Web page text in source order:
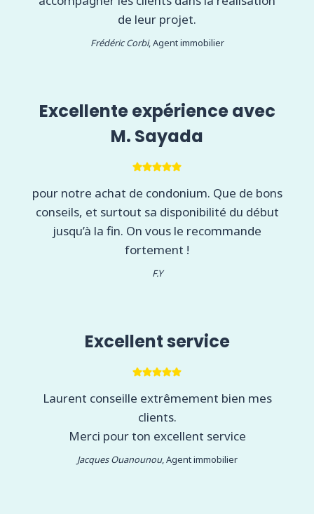
de leur projet.
Frédéric Corbi, Agent immobilier
Excellente expérience avec
M. Sayada
pour notre achat de condonium. Que de bons
conseils, et surtout sa disponibilité du début
jusqu’à la fin. On vous le recommande
fortement !
F.Y
Excellent service
Laurent conseille extrêmement bien mes
clients.
Merci pour ton excellent service
Jacques Ouanounou, Agent immobilier